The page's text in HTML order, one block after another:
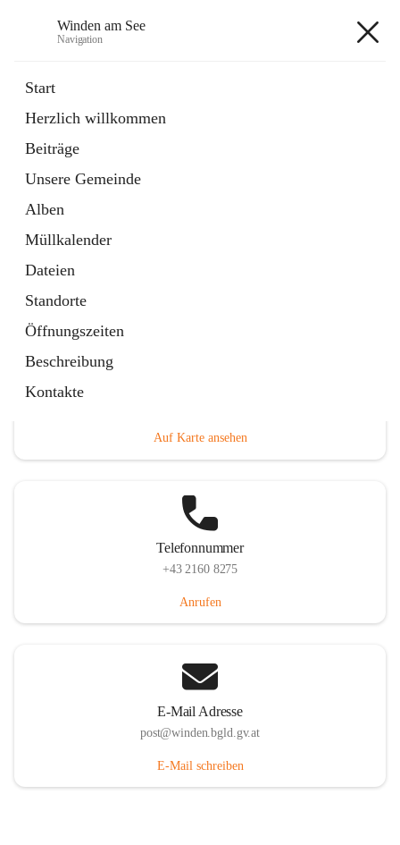
Winden am See
Navigation
Start
Herzlich willkommen
Beiträge
Unsere Gemeinde
Alben
Müllkalender
Dateien
Standorte
Öffnungszeiten
Beschreibung
Kontakte
Externe Webseite
in
Tab
Bebauungsplan
öffnet
in
neuem
Tab
Auf Karte ansehen
Telefonnummer
+43 2160 8275
Anrufen
E-Mail Adresse
post@winden.bgld.gv.at
E-Mail schreiben